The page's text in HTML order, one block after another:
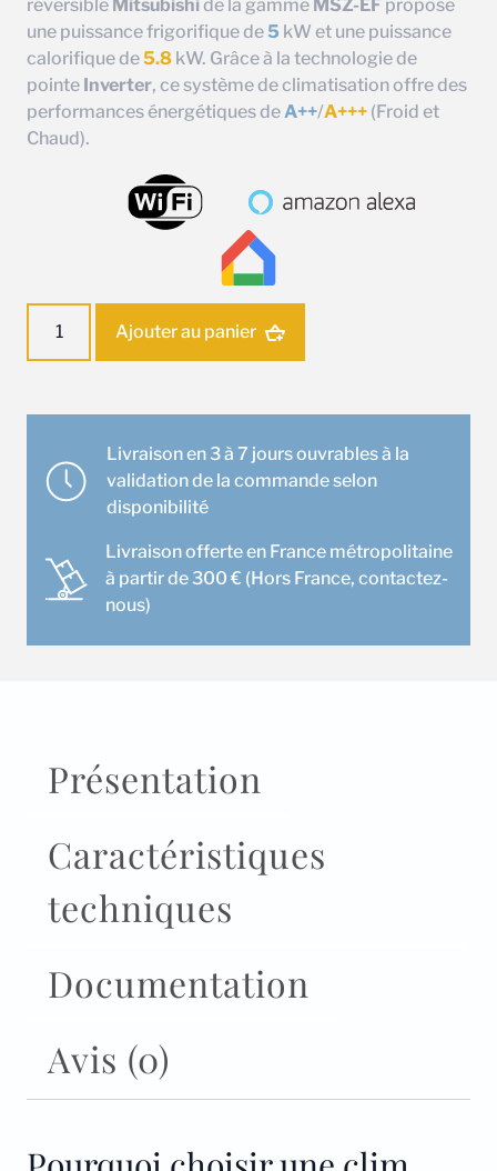
réversible Mitsubishi de la gamme MSZ-EF propose
une puissance frigorifique de 5 kW et une puissance
calorifique de5.8 kW. Grâce à la technologie de
pointe Inverter, ce système de climatisation offre des
performances énergétiques deA++/A+++ (Froid et
Chaud).
Mitsubishi
MSZ-
EF50VGK
Ajouter au panier
Livraison en 3 à 7 jours ouvrables à la
validation de la commande selon
disponibilité
Livraison offerte en France métropolitaine
à partir de 300 € (Hors France, contactez-
nous)
Présentation
Caractéristiques
techniques
Documentation
Avis (0)